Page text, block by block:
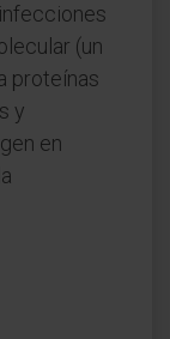
(un
proteínas
y
en